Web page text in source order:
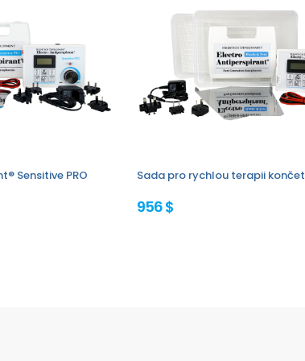
Sensitive PRO Sada pro rychlou terapii
956 $